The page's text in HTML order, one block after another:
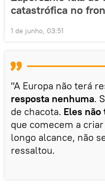
catastrófica no
1 de junho, 03:51
"A Europa não terá
resposta nenhuma.
de chacota. Eles
que comecem a
longo alcance, não
ressaltou.